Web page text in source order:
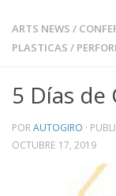
ARTS NEWS /
PLASTICAS /
5 Días
PORAUTOGIRO ·
OCTUBRE 17, 2019